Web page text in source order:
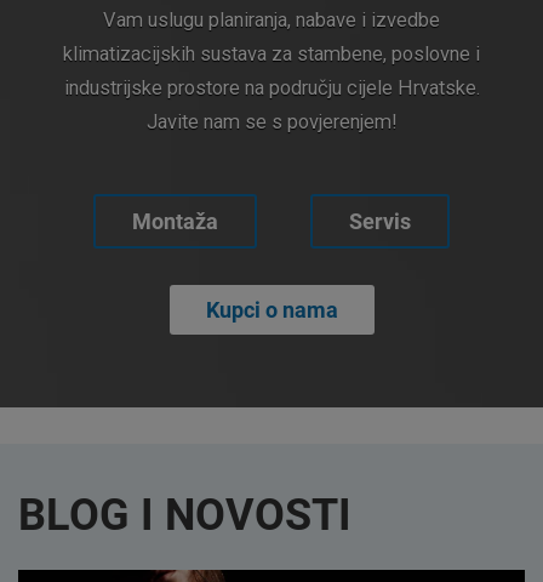
Vam uslugu planiranja, nabave i izvedbe
klimatizacijskih sustava za stambene, poslovne i
industrijske prostore na području cijele Hrvatske.
Javite nam se s povjerenjem!
Montaža Servis
Kupci o nama
BLOG I NOVOSTI